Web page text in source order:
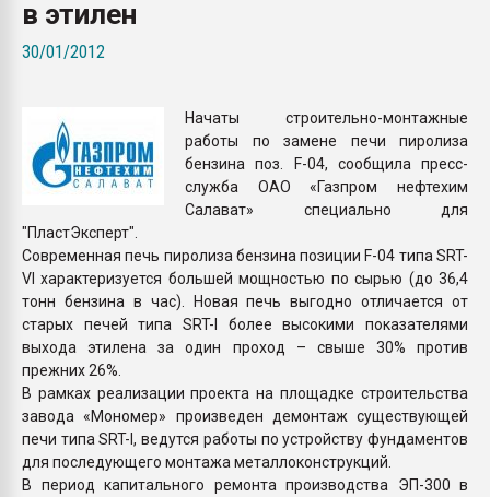
в этилен
30/01/2012
Начаты строительно-монтажные
работы по замене печи пиролиза
бензина поз. F-04, сообщила пресс-
служба ОАО «Газпром нефтехим
Салават» специально для
"ПластЭксперт".
Современная печь пиролиза бензина позиции F-04 типа SRT-
VI характеризуется большей мощностью по сырью (до 36,4
тонн бензина в час). Новая печь выгодно отличается от
старых печей типа SRT-I более высокими показателями
выхода этилена за один проход – свыше 30% против
прежних 26%.
В рамках реализации проекта на площадке строительства
завода «Мономер» произведен демонтаж существующей
печи типа SRT-I, ведутся работы по устройству фундаментов
для последующего монтажа металлоконструкций.
В период капитального ремонта производства ЭП-300 в